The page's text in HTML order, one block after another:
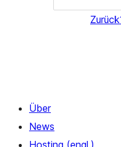
Zurück
Über
News